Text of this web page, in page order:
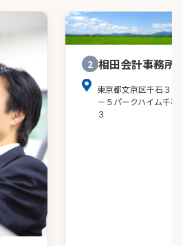
2 相田会計事務所
東京都文京区千石３－
－５パークハイム千石
３